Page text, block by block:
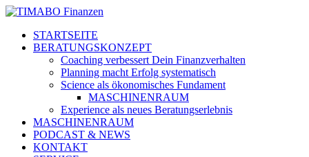
STARTSEITE
BERATUNGSKONZEPT
Coaching verbessert Dein Finanzverhalten
Planning macht Erfolg systematisch
Science als ökonomisches Fundament
MASCHINENRAUM
Experience als neues Beratungserlebnis
MASCHINENRAUM
PODCAST & NEWS
KONTAKT